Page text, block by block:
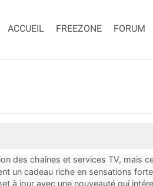
ACCUEIL FREEZONE FORUM
des chaînes et services TV, mais
un cadeau riche en sensations
à jour avec une nouveauté qui